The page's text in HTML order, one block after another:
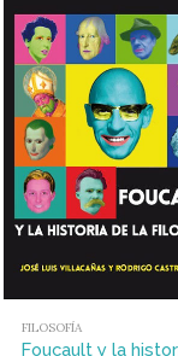
FILOSOFÍA